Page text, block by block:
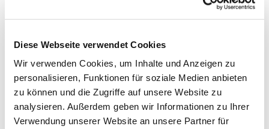
Diese Webseite verwendet Cookies
Wir verwenden Cookies, um Inhalte und Anzeigen zu
personalisieren, Funktionen für soziale Medien anbieten
zu können und die Zugriffe auf unsere Website zu
analysieren. Außerdem geben wir Informationen zu Ihrer
Verwendung unserer Website an unsere Partner für